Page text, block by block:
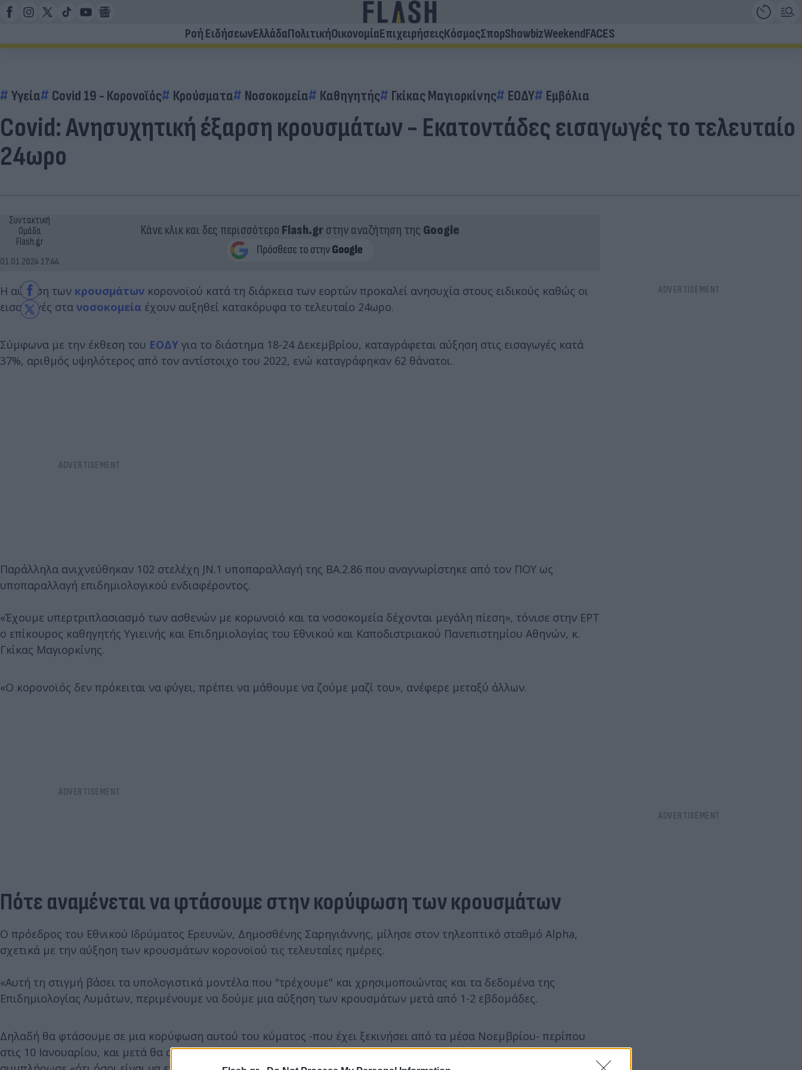
Ροή ΕιδήσεωνΕλλάδαΠολιτικήΟικονομίαΕπιχειρήσειςΚόσμοςΣπορShowbizWeekendFACES
Υγεία Covid 19 - Κορονοϊός Κρούσματα Νοσοκομεία Καθηγητής Γκίκας Μαγιορκίνης ΕΟΔΥ Εμβόλια
Covid: Ανησυχητική έξαρση κρουσμάτων - Εκατοντάδες εισαγωγές το τελευταίο
24ωρο
Συντακτική
Ομάδα
Flash.gr
01.01.2024 17:44
Κάνε κλικ και δες περισσότερο Flash.grστην αναζήτηση της Google
Η αύξηση των κρουσμάτων κορονοϊού κατά τη διάρκεια των εορτών προκαλεί ανησυχία στους ειδικούς καθώς οι
εισαγωγές στα νοσοκομεία έχουν αυξηθεί κατακόρυφα το τελευταίο 24ωρο.
Σύμφωνα με την έκθεση του ΕΟΔΥ για το διάστημα 18-24 Δεκεμβρίου, καταγράφεται αύξηση στις εισαγωγές κατά
37%, αριθμός υψηλότερος από τον αντίστοιχο του 2022, ενώ καταγράφηκαν 62 θάνατοι.
Παράλληλα ανιχνεύθηκαν 102 στελέχη JN.1 υποπαραλλαγή της ΒΑ.2.86 που αναγνωρίστηκε από τον ΠΟΥ ως
υποπαραλλαγή επιδημιολογικού ενδιαφέροντος.
«Έχουμε υπερτριπλασιασμό των ασθενών με κορωνοϊό και τα νοσοκομεία δέχονται μεγάλη πίεση», τόνισε στην ΕΡΤ
ο επίκουρος καθηγητής Υγιεινής και Επιδημιολογίας του Εθνικού και Καποδιστριακού Πανεπιστημίου Αθηνών, κ.
Γκίκας Μαγιορκίνης.
«Ο κορονοϊός δεν πρόκειται να φύγει, πρέπει να μάθουμε να ζούμε μαζί του», ανέφερε μεταξύ άλλων.
Πότε αναμένεται να φτάσουμε στην κορύφωση των κρουσμάτων
Ο πρόεδρος του Εθνικού Ιδρύματος Ερευνών, Δημοσθένης Σαρηγιάννης, μίλησε στον τηλεοπτικό σταθμό Alpha,
σχετικά με την αύξηση των κρουσμάτων κορονοϊού τις τελευταίες ημέρες.
«Αυτή τη στιγμή βάσει τα υπολογιστικά μοντέλα που "τρέχουμε" και χρησιμοποιώντας και τα δεδομένα της
Επιδημιολογίας Λυμάτων, περιμένουμε να δούμε μια αύξηση των κρουσμάτων μετά από 1-2 εβδομάδες.
Δηλαδή θα φτάσουμε σε μια κορύφωση αυτού του κύματος -που έχει ξεκινήσει από τα μέσα Νοεμβρίου- περίπου
στις 10 Ιανουαρίου, και μετά θα αρχίσουμε μια σταδιακή ελάττωση των κρουσμάτων», τόνισε ο κ. Σαρηγιάννης και